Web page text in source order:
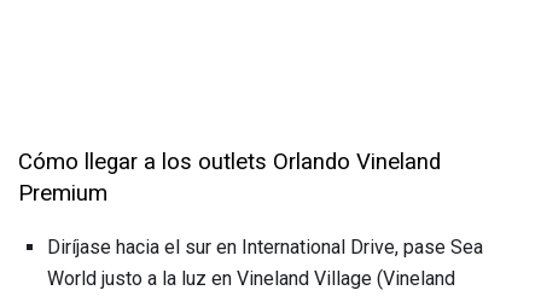
Cómo llegar a los outlets Orlando Vineland
Premium
Diríjase hacia el sur en International Drive, pase Sea
World justo a la luz en Vineland Village (Vineland